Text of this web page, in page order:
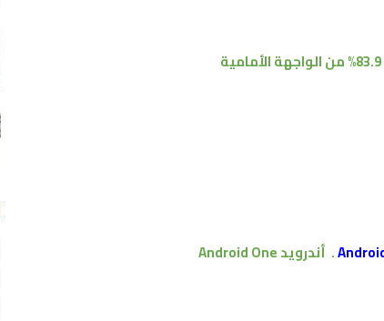
الواجهة الأمامية
. أندرويدAndroid One